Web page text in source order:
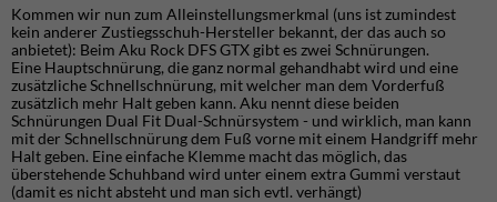
Kommen wir nun zum Alleinstellungsmerkmal (uns ist zumindest
kein anderer Zustiegsschuh-Hersteller bekannt, der das auch so
anbietet): Beim Aku Rock DFS GTX gibt es zwei Schnürungen.
Eine Hauptschnürung, die ganz normal gehandhabt wird und eine
zusätzliche Schnellschnürung, mit welcher man dem Vorderfuß
zusätzlich mehr Halt geben kann. Aku nennt diese beiden
Schnürungen Dual Fit Dual-Schnürsystem - und wirklich, man kann
mit der Schnellschnürung dem Fuß vorne mit einem Handgriff mehr
Halt geben. Eine einfache Klemme macht das möglich, das
überstehende Schuhband wird unter einem extra Gummi verstaut
(damit es nicht absteht und man sich evtl. verhängt)